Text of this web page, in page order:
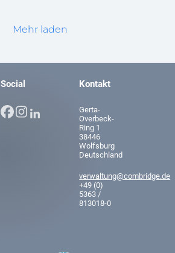
Mehr laden
Social
Facebook
Instagram
LinkedIn
Kontakt
Gerta-
Overbeck-
Ring 1
38446
Wolfsburg
Deutschland
verwaltung@combridge.de
+49 (0)
5363 /
813018-0